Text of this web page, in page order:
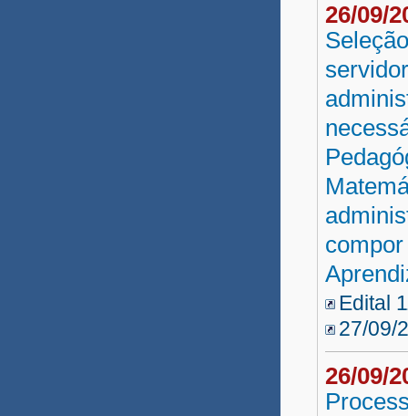
26/09/
Edital
27/09/
26/09/